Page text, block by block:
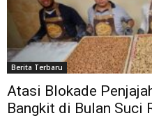
Berita Terbaru
Atasi Blokade
Bangkit di Bulan Suci